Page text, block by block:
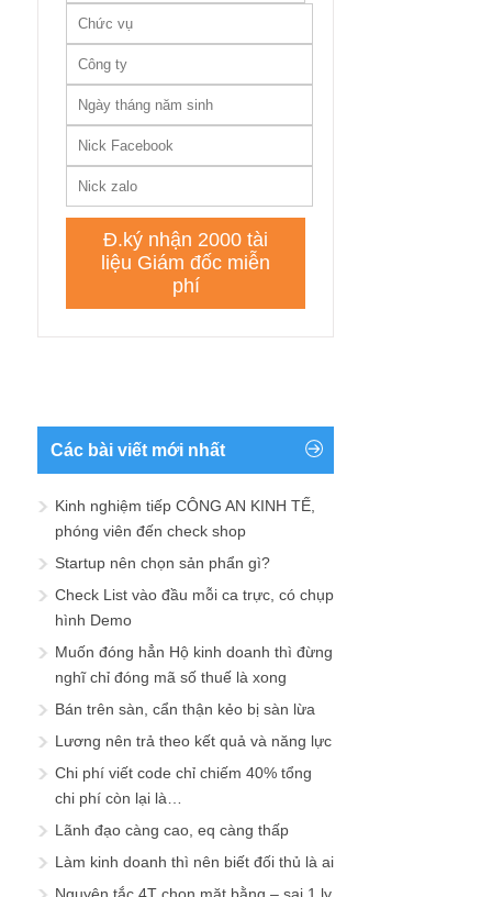
Các bài viết mới nhất
Kinh nghiệm tiếp CÔNG AN KINH TẾ,
phóng viên đến check shop
Startup nên chọn sản phẩn gì?
Check List vào đầu mỗi ca trực, có chụp
hình Demo
Muốn đóng hẳn Hộ kinh doanh thì đừng
nghĩ chỉ đóng mã số thuế là xong
Bán trên sàn, cẩn thận kẻo bị sàn lừa
Lương nên trả theo kết quả và năng lực
Chi phí viết code chỉ chiếm 40% tổng
chi phí còn lại là…
Lãnh đạo càng cao, eq càng thấp
Làm kinh doanh thì nên biết đối thủ là ai